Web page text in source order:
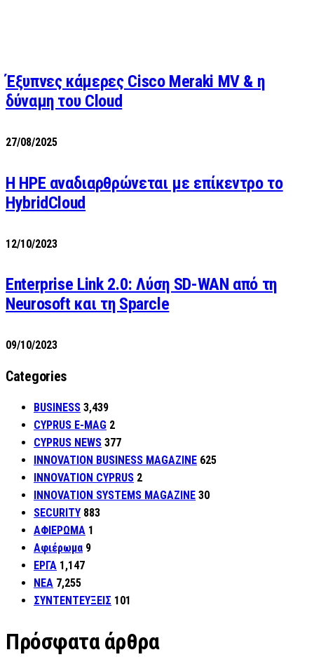
Έξυπνες κάμερες Cisco Meraki MV & η
δύναμη του Cloud
27/08/2025
H HPE αναδιαρθρώνεται με επίκεντρο το
HybridCloud
12/10/2023
Enterprise Link 2.0: Λύση SD-WAN από τη
Neurosoft και τη Sparcle
09/10/2023
Categories
BUSINESS 3,439
CYPRUS E-MAG 2
CYPRUS NEWS 377
INNOVATION BUSINESS MAGAZINE 625
INNOVATION CYPRUS 2
INNOVATION SYSTEMS MAGAZINE 30
SECURITY 883
ΑΦΙΕΡΩΜΑ 1
Αφιέρωμα 9
ΕΡΓΑ 1,147
ΝΕΑ 7,255
ΣΥΝΤΕΝΤΕΥΞΕΙΣ 101
Πρόσφατα άρθρα